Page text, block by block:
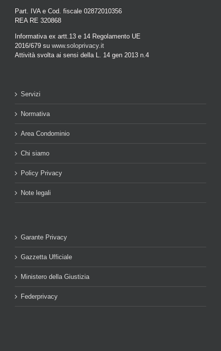
Part. IVA e Cod. fiscale 02872010356
REA RE 320868
Informativa ex artt.13 e 14 Regolamento UE
2016/679 su www.soloprivacy.it
Attività svolta ai sensi della L. 14 gen 2013 n.4
Servizi
Normativa
Area Condominio
Chi siamo
Policy Privacy
Note legali
Garante Privacy
Gazzetta Ufficiale
Ministero della Giustizia
Federprivacy